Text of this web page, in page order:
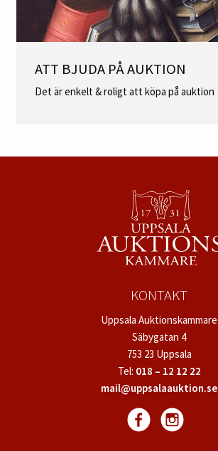
ATT BJUDA PÅ AUKTION
Det är enkelt & roligt att köpa på auktion
KONTAKT
Uppsala Auktionskammare
Säbygatan 4
753 23 Uppsala
Tel: 018 – 12 12 22
mail@uppsalaauktion.se